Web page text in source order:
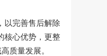
以完善售后解除
核心优势，更整
质量发展。